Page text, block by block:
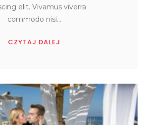
elit. Vivamus viverra
commodo nisi...
CZYTAJ DALEJ